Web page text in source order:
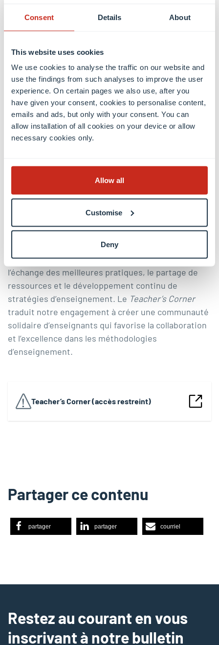
Consent Details About
This website uses cookies
We use cookies to analyse the traffic on our website and
use the findings from such analyses to improve the user
experience. On certain pages we also use, after you
have given your consent, cookies to personalise content,
emails and ads, but only with your consent. You can
allow installation of all cookies on your device or allow
necessary cookies only.
Allow all
Customise
Deny
Luxembourg propose une large gamme de
d’activité, tous liés au développement des
compétences. Le succès de ces projets est garanti
par la diversité et l’expertise de l’équipe, et par la
qualité des partenariats mis en place.
Centre de compétences (EN)
l’enseignement s’étend à l’innovant
Corner(Coin des enseignants), un environnement
d’apprentissage en ligne destiné au personnel
enseignant sur la plateforme Moodle, qui facilite
l’échange des meilleures pratiques, le partage de
ressources et le développement continu de
stratégies d’enseignement. Le Teacher’s Corner
traduit notre engagement à créer une communauté
solidaire d’enseignants qui favorise la collaboration
et l’excellence dans les méthodologies
d’enseignement.
Teacher’s Corner (accès restreint)
Partager ce contenu
partager partager courriel
Restez au courant en vous
inscrivant à notre bulletin